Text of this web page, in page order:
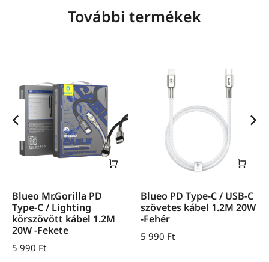
További termékek
Blueo Mr.Gorilla PD
Type-C / Lighting
körszövött kábel 1.2M
20W -Fekete
5 990 Ft
Blueo PD Type-C / USB-C
szövetes kábel 1.2M 20W
-Fehér
5 990 Ft